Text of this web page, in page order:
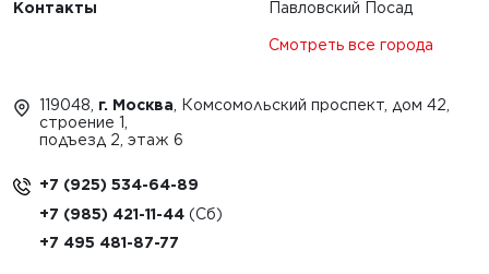
Контакты Павловский Посад
Смотреть все города
119048, г. Москва , Комсомольский проспект, дом 42,
строение 1,
подъезд 2, этаж 6
+7 (925) 534-64-89
+7 (985) 421-11-44
+7 495 481-87-77